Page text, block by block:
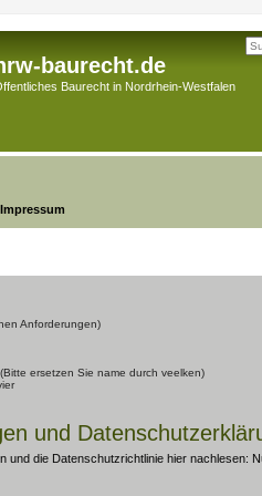
baurecht.de
Baurecht in Nordrhein-Westfalen
Impressum
Anforderungen)
(Bitte ersetzen Sie name durch veelken)
und
und die Datenschutzrichtlinie hier nachlesen: